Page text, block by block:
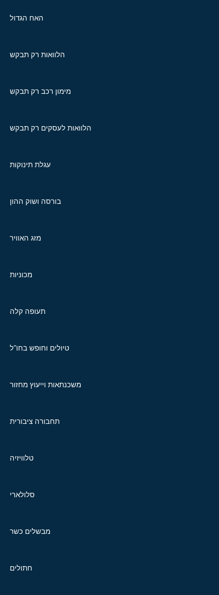
האח הגדול
הלוואות רק תבקש
מימון רכב רק תבקש
הלוואות לעסקים רק תבקש
עגלת תינוקות
בורסה ושוק ההון
מזג האוויר
מכוניות
תעופה קלה
טיולים וחופש בחו"ל
משכנתאות וייעוץ מחזור
תחבורה ציבורית
טלוויזיה
סלולארי
מבשלים כשר
חתולים